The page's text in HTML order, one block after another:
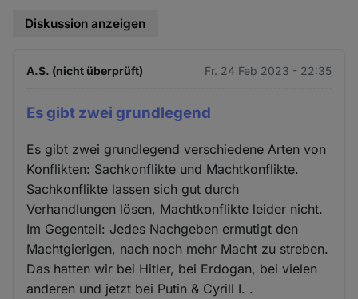
Diskussion anzeigen
A.S. (nicht überprüft) Fr. 24 Feb 2023 - 22:35
Es gibt zwei grundlegend
Es gibt zwei grundlegend verschiedene Arten von
Konflikten: Sachkonflikte und Machtkonflikte.
Sachkonflikte lassen sich gut durch
Verhandlungen lösen, Machtkonflikte leider nicht.
Im Gegenteil: Jedes Nachgeben ermutigt den
Machtgierigen, nach noch mehr Macht zu streben.
Das hatten wir bei Hitler, bei Erdogan, bei vielen
anderen und jetzt bei Putin & Cyrill I. .